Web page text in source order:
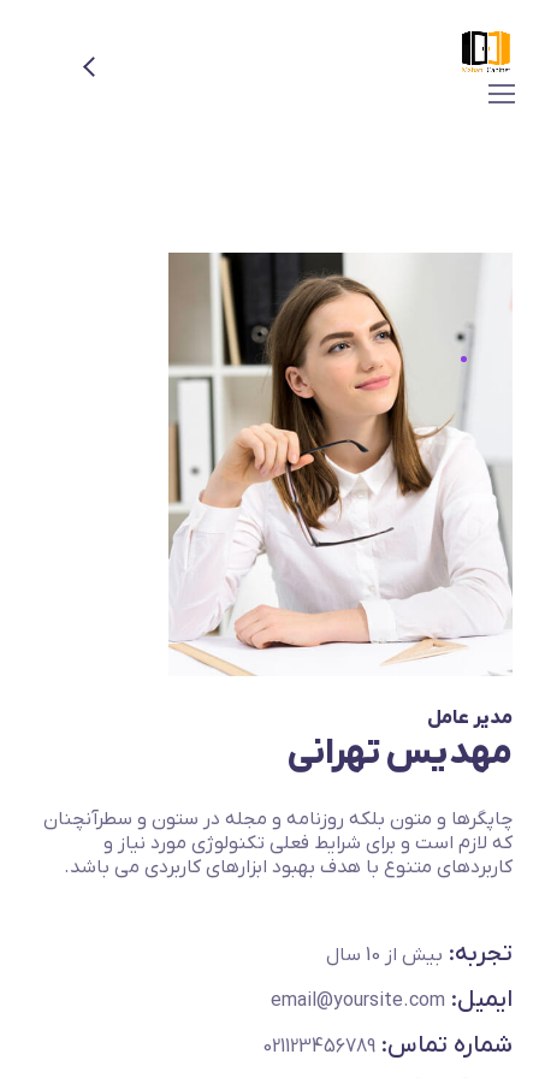
مدیر عامل
مهدیس تهرانی
چاپگرها و متون بلکه روزنامه و مجله در ستون و سطرآنچنان
که لازم است و برای شرایط فعلی تکنولوژی مورد نیاز و
کاربردهای متنوع با هدف بهبود ابزارهای کاربردی می باشد.
تجربه: بیش از 10 سال
ایمیل: email@yoursite.com
شماره تماس: 021123456789